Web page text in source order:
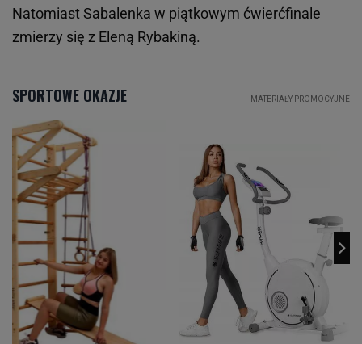
Natomiast Sabalenka w piątkowym ćwierćfinale
zmierzy się z Eleną Rybakiną.